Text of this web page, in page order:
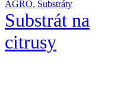
AGRO, Substráty
Substrát na
citrusy